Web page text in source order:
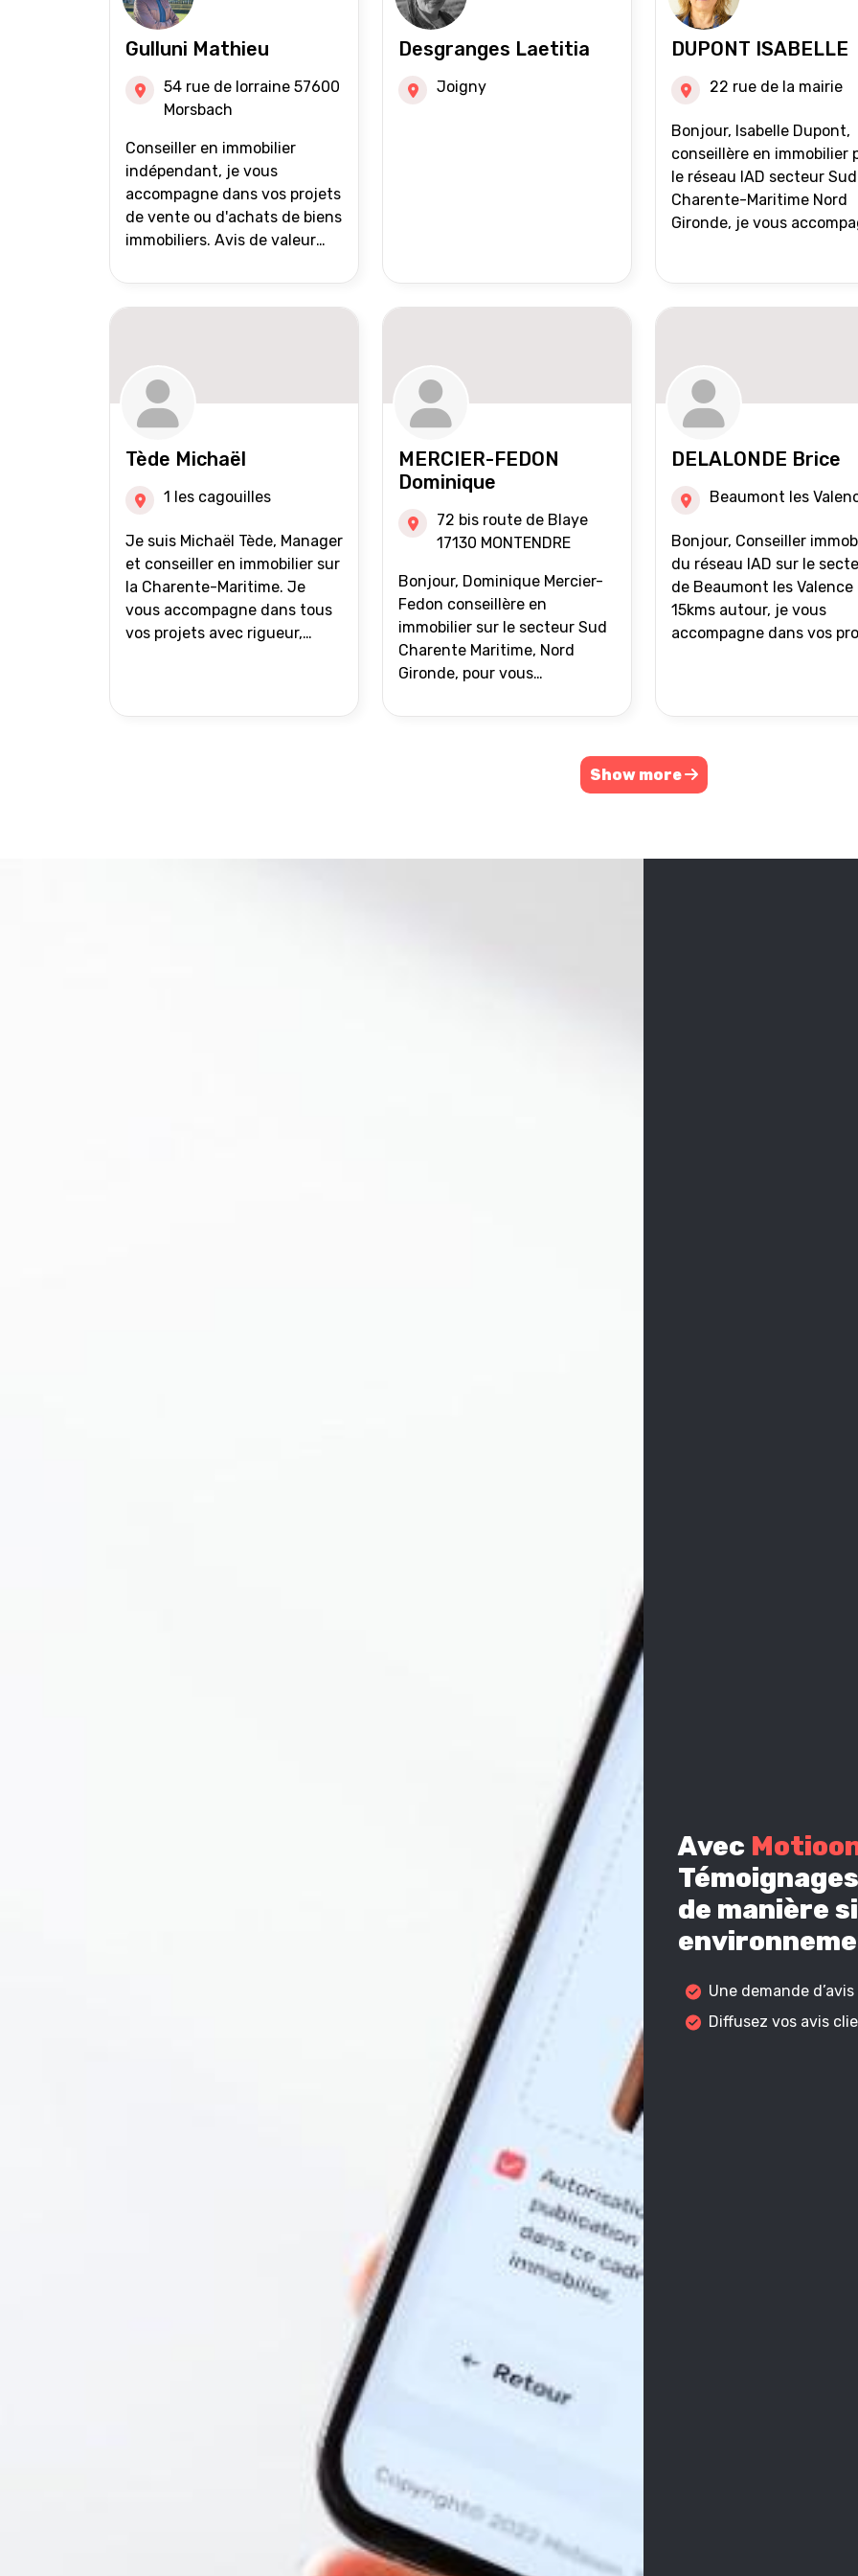
Gulluni Mathieu
54 rue de lorraine 57600
Morsbach
Conseiller en immobilier
indépendant, je vous
accompagne dans vos projets
de vente ou d'achats de biens
immobiliers. Avis de valeur
suivi personnalisés Mise en
avant du bien grâce à des
(niveau national et
international) Validation du
financement des acquéreurs
auprès de partenaires
financiers Portefeuille de
clients acquéreurs travaillé et
Vente en partage grâce au
réseau Iad France et Iad
Deutschland Inter agence
Desgranges Laetitia
Joigny
DUPONT ISABELLE
22 rue de la mairie
Bonjour, Isabelle Dupont,
conseillère en immobilier
le réseau IAD secteur Sud
Charente-Maritime Nord
Gironde, je vous
Tède Michaël
1 les cagouilles
Je suis Michaël Tède, Manager
et conseiller en immobilier sur
la Charente-Maritime. Je
vous accompagne dans tous
vos projets avec rigueur,
MERCIER-FEDON
Dominique
72 bis route de Blaye
17130 MONTENDRE
Bonjour, Dominique Mercier-
Fedon conseillère en
immobilier sur le secteur Sud
Charente Maritime, Nord
Gironde, pour vous
projets immobiliers.
DELALONDE Brice
Beaumont les
Bonjour, Conseiller immobilier
du réseau IAD sur le
de Beaumont les Valence
15kms autour, je vous
accompagne dans vos
Show more
Avec
de manière
Une demande
Diffusez vos avis